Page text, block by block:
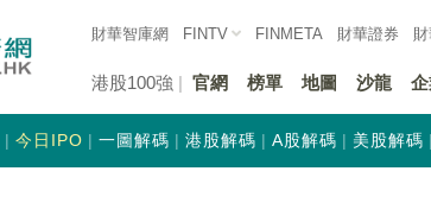
財華智庫網 FINTV FINMETA 財華證券
港股100強 官網 榜單 地圖 沙龍
今日IPO 一圖解碼 港股解碼 A股解碼 美股解碼